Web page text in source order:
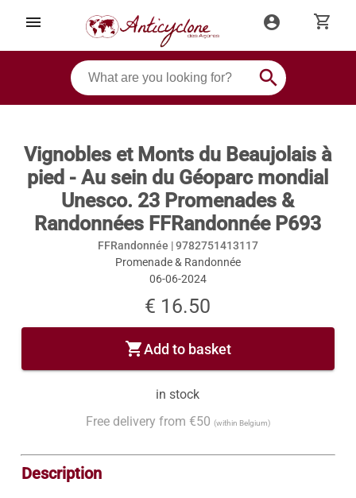
menu account_circle shopping_cart
search
Vignobles et Monts du Beaujolais à
pied - Au sein du Géoparc mondial
Unesco. 23 Promenades &
Randonnées FFRandonnée P693
FFRandonnée |9782751413117
Promenade & Randonnée
06-06-2024
€ 16.50
shopping_cartAdd to basket
in stock
Free delivery from €50 (within Belgium)
Description